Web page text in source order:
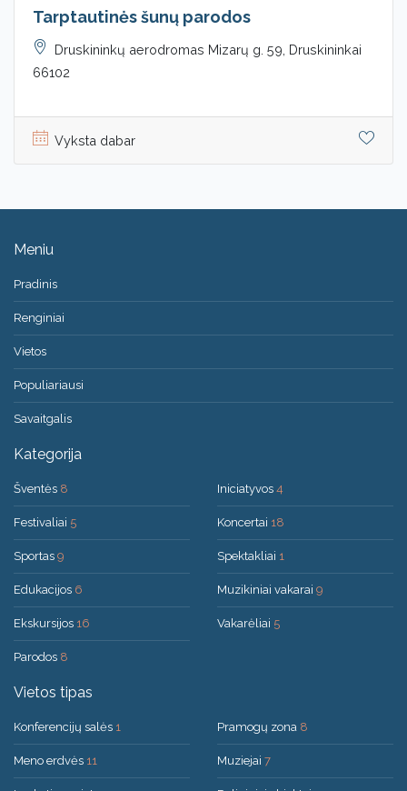
Tarptautinės šunų parodos
Druskininkų aerodromas Mizarų g. 59, Druskininkai
66102
Vyksta dabar
Meniu
Pradinis
Renginiai
Vietos
Populiariausi
Savaitgalis
Kategorija
Šventės 8
Festivaliai 5
Sportas 9
Edukacijos 6
Ekskursijos 16
Parodos 8
Iniciatyvos 4
Koncertai 18
Spektakliai 1
Muzikiniai vakarai 9
Vakarėliai 5
Vietos tipas
Konferencijų salės 1
Meno erdvės 11
Pramogų zona 8
Muziejai 7